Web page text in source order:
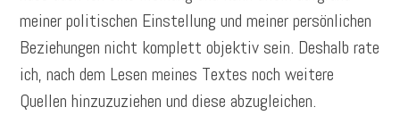
meiner politischen Einstellung und meiner persönlichen
Beziehungen nicht komplett objektiv sein. Deshalb rate
ich, nach dem Lesen meines Textes noch weitere
Quellen hinzuzuziehen und diese abzugleichen.